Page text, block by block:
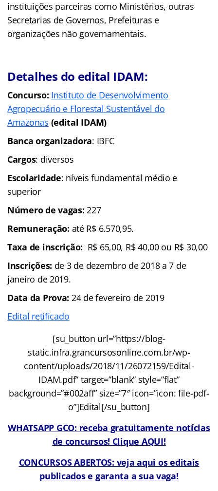
instituições parceiras como Ministérios, outras
Secretarias de Governos, Prefeituras e
organizações não governamentais.
Detalhes do edital IDAM:
Concurso: Instituto de Desenvolvimento
Agropecuário e Florestal Sustentável do
Amazonas (edital IDAM)
Banca organizadora: IBFC
Cargos: diversos
Escolaridade: níveis fundamental médio e
superior
Número de vagas:227
Remuneração: até R$ 6.570,95.
Taxa de inscrição: R$ 65,00, R$ 40,00 ou R$ 30,00
Inscrições: de 3 de dezembro de 2018 a 7 de
janeiro de 2019.
Data da Prova: 24 de fevereiro de 2019
Edital retificado
[su_button url=”https://blog-
static.infra.grancursosonline.com.br/wp-
content/uploads/2018/11/26072159/Edital-
IDAM.pdf” target=”blank” style=”flat”
background=”#002aff” size=”7″ icon=”icon: file-pdf-
o”]Edital[/su_button]
WHATSAPP GCO: receba gratuitamente notícias
de concursos! Clique AQUI!
CONCURSOS ABERTOS: veja aqui os editais
publicados e garanta a sua vaga!